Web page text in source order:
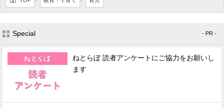
Special - PR -
ねとらぼ 読者アンケートにご協力をお願いし
ます